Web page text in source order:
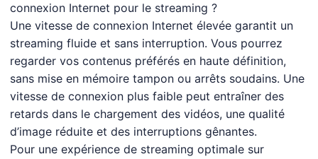
connexion Internet pour le streaming ?
Une vitesse de connexion Internet élevée garantit un
streaming fluide et sans interruption. Vous pourrez
regarder vos contenus préférés en haute définition,
sans mise en mémoire tampon ou arrêts soudains. Une
vitesse de connexion plus faible peut entraîner des
retards dans le chargement des vidéos, une qualité
d’image réduite et des interruptions gênantes.
Pour une expérience de streaming optimale sur